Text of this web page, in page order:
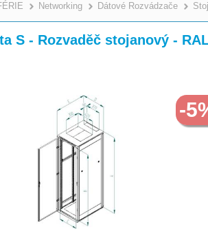
>
Networking >
Dátové Rozvádzače
S - Rozvaděč stojanový -
-